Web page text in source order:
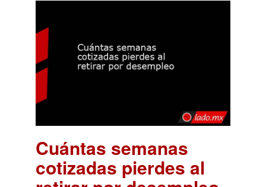
Cuántas semanas
cotizadas pierdes al